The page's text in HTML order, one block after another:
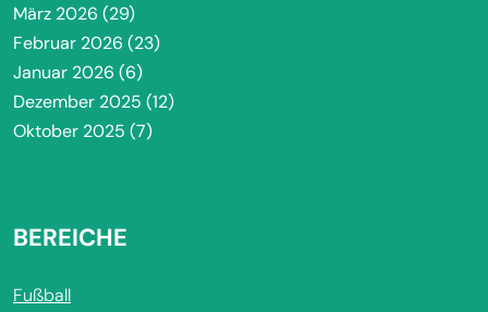
März 2026 (29)
Februar 2026 (23)
Januar 2026 (6)
Dezember 2025 (12)
Oktober 2025 (7)
BEREICHE
Fußball